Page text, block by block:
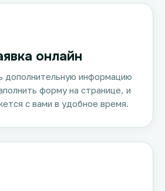
онлайн
дополнительную информацию
форму на странице, и
с вами в удобное время.